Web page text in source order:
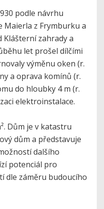
podle návrhu
Maierla z Frymburku a
Klášterní zahrady a
let prošel dílčími
výměnu oken (r.
a oprava komínů (r.
do hloubky 4 m (r.
elektroinstalace.
Dům je v katastru
dům a představuje
dalšího
potenciál pro
dle záměru budoucího